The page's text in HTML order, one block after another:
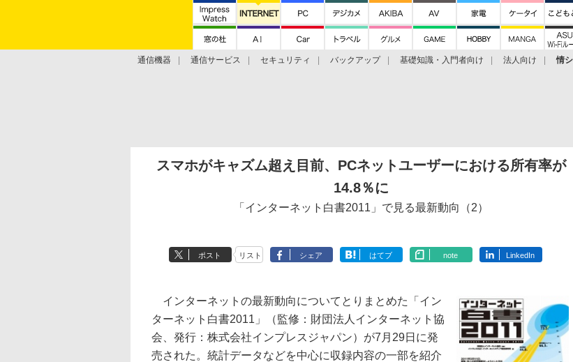
通信機器 通信サービス セキュリティ バックアップ 基礎知識・入門者向け 法人向け 情
スマホがキャズム超え目前、PCネットユーザーにおける所有率が
14.8％に
「インターネット白書2011」で見る最新動向（2）
ポスト リスト シェア はてブ note LinkedIn
インターネットの最新動向についてとりまとめた「イン
ターネット白書2011」（監修：財団法人インターネット協
会、発行：株式会社インプレスジャパン）が7月29日に発
売された。統計データなどを中心に収録内容の一部を紹介